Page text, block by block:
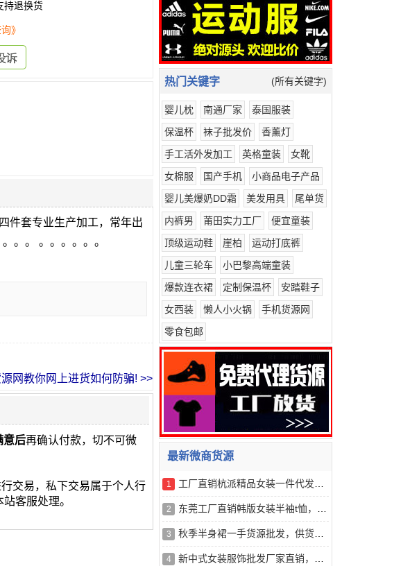
持退换货
》
件套专业生产加工，常年出
。。 。。。。。。
网教你网上进货如何防骗! >>
意后再确认付款，切不可微
交易，私下交易属于个人行
客服处理。
热门关键字 (所有关键字)
婴儿枕 南通厂家
泰国服装
保温杯
袜子批发价
香薰灯
手工活外发加工
英格童装
女靴
女棉服
国产手机
小商品电子产品
婴儿美爆奶DD霜
美发用具
尾单货
内裤男
莆田实力工厂
便宜童装
顶级运动鞋
崖柏
运动打底裤
儿童三轮车
小巴黎高端童装
爆款连衣裙
定制保温杯
安踏鞋子
女西装
懒人小火锅
手机货源网
零食包邮
最新微商货源
1 工厂直销杭派精品女装一件代发，诚招代理，量大价格从优
2 东莞工厂直销韩版女装半袖t恤，一手货源，量大从优
3 秋季半身裙一手货源批发，供货稳定，一件代发
4 新中式女装服饰批发厂家直销，质优价廉，薄利多销